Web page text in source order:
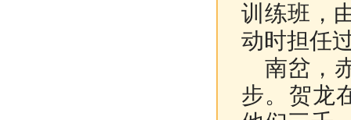
训练班，
动时担任
南岔，
步。贺龙